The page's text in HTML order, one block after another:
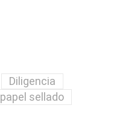
Diligencia
papel sellado